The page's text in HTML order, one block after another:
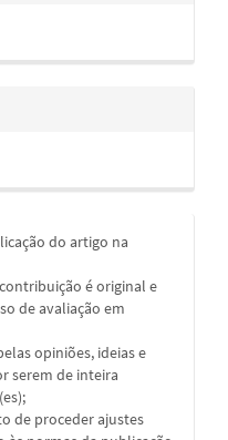
do artigo na
é original e
de avaliação em
opiniões, ideias e
serem de inteira
de proceder ajustes